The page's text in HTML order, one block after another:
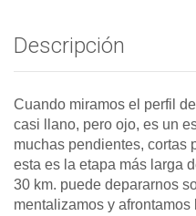
Descripción
Cuando miramos el perfil
casi llano, pero ojo, es un
muchas pendientes, cortas
esta es la etapa más larga
30 km. puede depararnos
mentalizamos y